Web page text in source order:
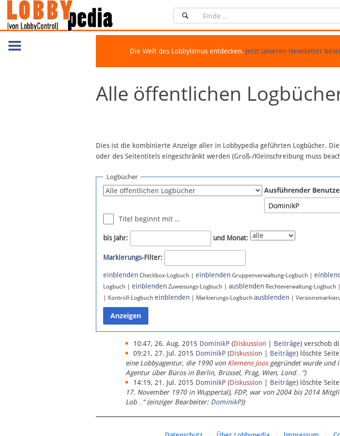
Die Welt des Lobbyismus entdecken. Jetzt unseren Newsletter
Alle öffentlichen
Dies ist die kombinierte Anzeige aller in Lobbypedia geführten Logbücher.
oder des Seitentitels eingeschränkt werden (Groß-/Kleinschreibung muss
Logbücher
Ausführender
Titel beginnt mit …
bis Jahr: und Monat:
Markierungs-Filter:
einblenden Checkbox-Logbuch | einblenden Gruppenverwaltung-Logbuch |
Logbuch | einblenden Zuweisungs-Logbuch | ausblenden Rechteverwaltung-Logbuch |
| Kontroll-Logbuch einblenden | Markierungs-Logbuch ausblenden |
10:47, 26. Aug. 2015 DominikP (Diskussion | Beiträge) verschob
09:21, 27. Jul. 2015 DominikP (Diskussion | Beiträge) löschte Seite
eine Lobbyagentur, die 1990 von Klemens Joosgegründet wurde und
Agentur über Büros in Berlin, Brüssel, Prag, Wien, Lond…“)
14:19, 21. Jul. 2015 DominikP (Diskussion | Beiträge) löschte Seite
17. November 1970 in Wuppertal), FDP, war von 2004 bis 2014
Lob…“ (einziger Bearbeiter: DominikP))